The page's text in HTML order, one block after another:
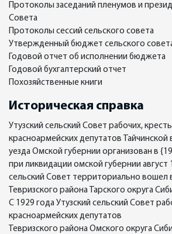
Протоколы заседаний пленумов и
Совета
Протоколы сессий сельского совета
Утвержденный бюджет сельского
Годовой отчет об исполнении бюджета
Годовой бухгалтерский отчет
Похозяйственные книги
Историческая справка
Утузский сельский Совет рабочих,
красноармейских депутатов Тайчинской
уезда Омской губернии организован в
при ликвидации омской губернии август
сельский Совет территориально вошел
Тевризского района Тарского округа
С 1929 года Утузский сельский Совет
красноармейских депутатов
Тевризского района Омского округа